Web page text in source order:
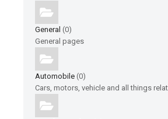
General (0)
General pages
Automobile (0)
Cars, motors, vehicle and all things